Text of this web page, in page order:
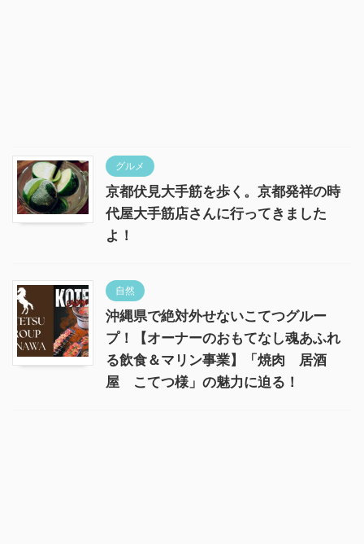
グルメ
京都伏見大手筋を歩く。京都発祥の時
代屋大手筋店さんに行ってきました
よ！
自然
沖縄県で絶対外せないこてつグルー
プ！【オーナーのおもてなし魂あふれ
る飲食＆マリン事業】「焼肉 居酒
屋 こてつ様」の魅力に迫る！